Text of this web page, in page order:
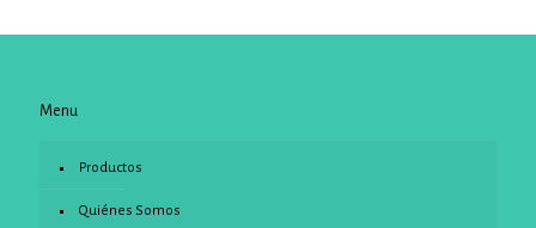
Menu
Productos
Quiénes Somos